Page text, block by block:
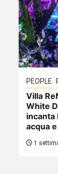
PEOPLE
Villa
White
incanta
acqua
1